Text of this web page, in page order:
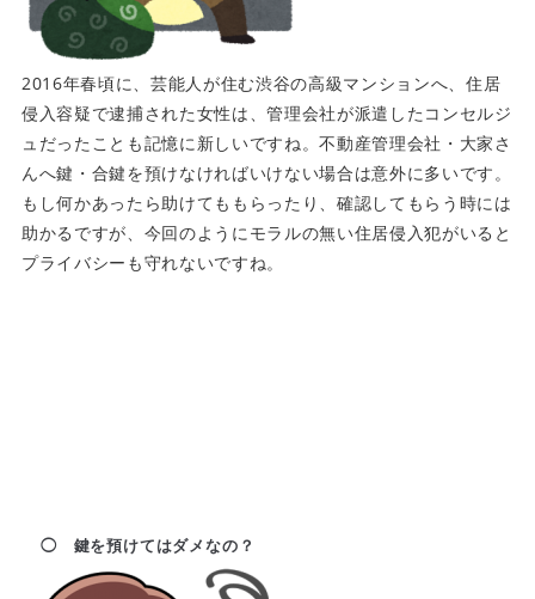
2016年春頃に、芸能人が住む渋谷の高級マンションへ、住居
侵入容疑で逮捕された女性は、管理会社が派遣したコンセルジ
ュだったことも記憶に新しいですね。不動産管理会社・大家さ
んへ鍵・合鍵を預けなければいけない場合は意外に多いです。
もし何かあったら助けてももらったり、確認してもらう時には
助かるですが、今回のようにモラルの無い住居侵入犯がいると
プライバシーも守れないですね。
◯ 鍵を預けてはダメなの？